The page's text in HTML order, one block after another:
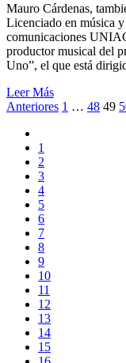
Mauro Cárdenas,
Licenciado en música
comunicaciones
productor musical del
Uno”, el que está
Leer Más
Navegación
entradas
Anteriores 1 … 48 49
1
2
3
4
5
6
7
8
9
10
11
12
13
14
15